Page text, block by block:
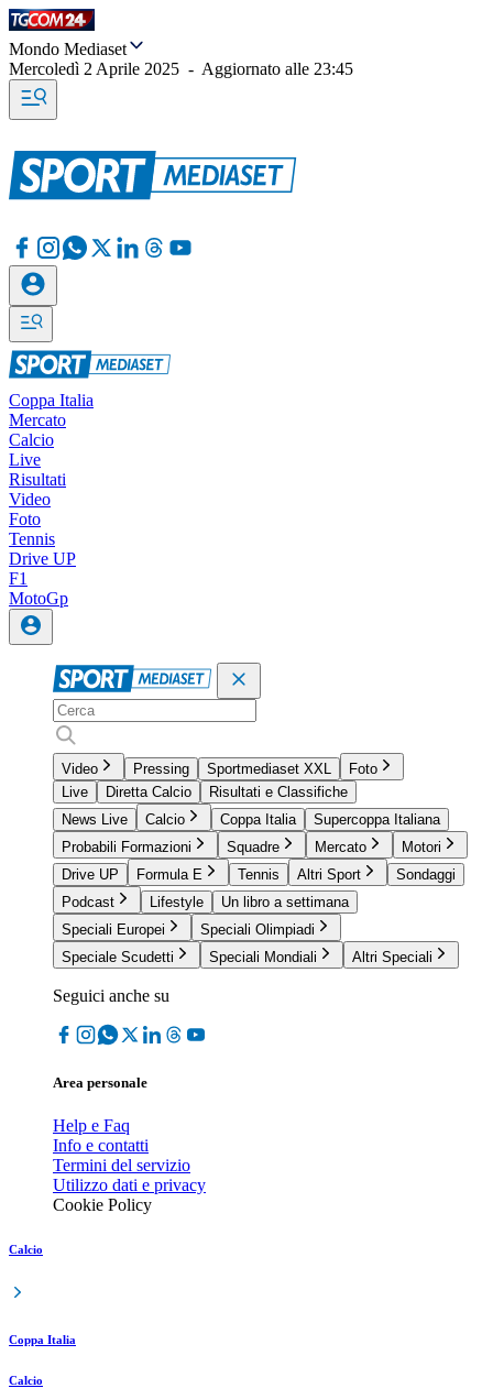
Mondo Mediaset
Mercoledì 2 Aprile 2025 - Aggiornato alle 23:45
Coppa Italia
Mercato
Calcio
Live
Risultati
Video
Foto
Tennis
Drive UP
F1
MotoGp
Video Pressing Sportmediaset XXL
Foto
Live
Diretta Calcio
Risultati e Classifiche
News Live
Calcio Coppa Italia
Supercoppa Italiana
Probabili Formazioni
Squadre Mercato
Motori
Drive UP
Formula E Tennis Altri Sport
Sondaggi
Podcast
Lifestyle
Un libro a settimana
Speciali Europei
Speciali Olimpiadi
Speciale Scudetti
Speciali Mondiali Altri Speciali
Seguici anche su
Area personale
Help e Faq
Info e contatti
Termini del servizio
Utilizzo dati e privacy
Cookie Policy
Calcio
Coppa Italia
Calcio